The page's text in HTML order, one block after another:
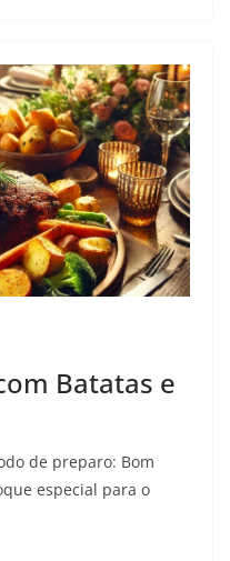
Batatas e
de preparo: Bom
especial para o